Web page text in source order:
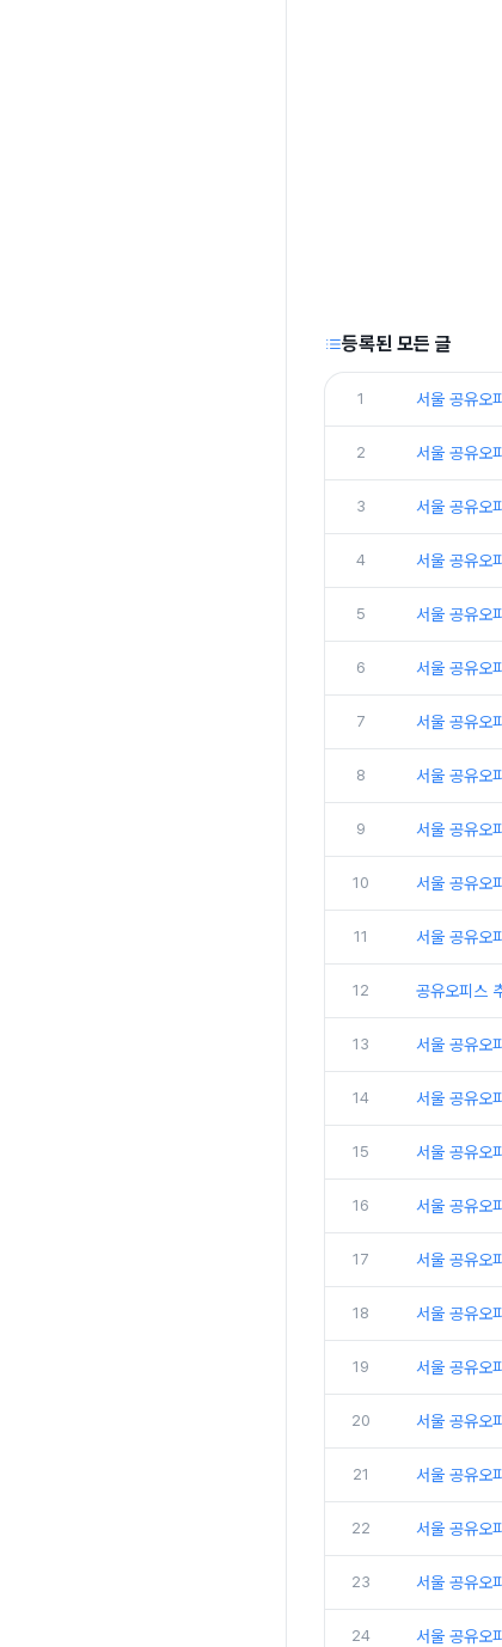
등록된 모든 글
1 서울 공유오
2 서울 공유오
3 서울 공유오
4 서울 공유오
5 서울 공유오
6 서울 공유오
7 서울 공유오
8 서울 공유오
9 서울 공유오
10 서울 공유오
11 서울 공유오
12 공유오피스
13 서울 공유오
14 서울 공유오
15 서울 공유오
16 서울 공유오
17 서울 공유오
18 서울 공유오
19 서울 공유오
20 서울 공유오
21 서울 공유오
22 서울 공유오
23 서울 공유오
24 서울 공유오